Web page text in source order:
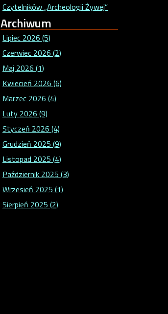
Czytelników „Archeologii Żywej”
Archiwum
Lipiec 2026 (5)
Czerwiec 2026 (2)
Maj 2026 (1)
Kwiecień 2026 (6)
Marzec 2026 (4)
Luty 2026 (9)
Styczeń 2026 (4)
Grudzień 2025 (9)
Listopad 2025 (4)
Październik 2025 (3)
Wrzesień 2025 (1)
Sierpień 2025 (2)